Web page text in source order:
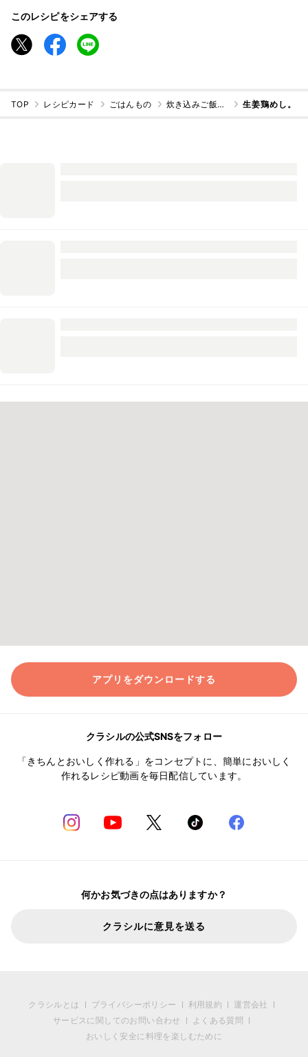
このレシピをシェアする
TOP レシピカード ごはんもの 炊き込みご飯・混ぜご飯 生姜鶏めし。
アプリをダウンロードする
クラシルの公式SNSをフォロー
「きちんとおいしく作れる」をコンセプトに、簡単においしく
作れるレシピ動画を毎日配信しています。
何かお気づきの点はありますか？
クラシルに意見を送る
クラシルとは プライバシーポリシー 利用規約
運営会社
サービスに関してのお問い合わせ
よくある質問
おいしく安全に料理を楽しむために